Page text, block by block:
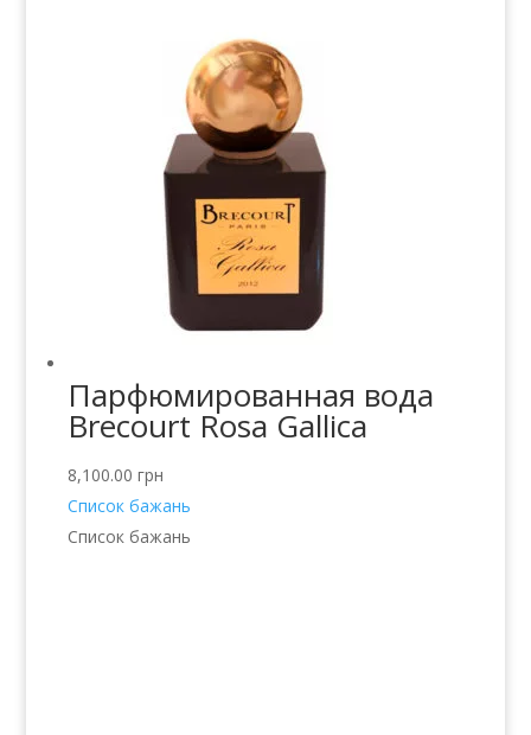
Парфюмированная вода
Brecourt Rosa Gallica
8,100.00 грн
Список бажань
Список бажань